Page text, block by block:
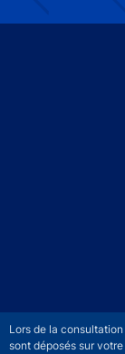
Lors de la
sont déposés sur